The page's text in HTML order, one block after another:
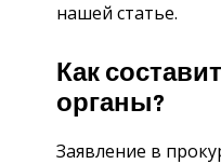
нашей статье.
Как
органы?
Заявление в